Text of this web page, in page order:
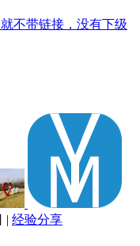
不带链接，没有下级
| 经验分享